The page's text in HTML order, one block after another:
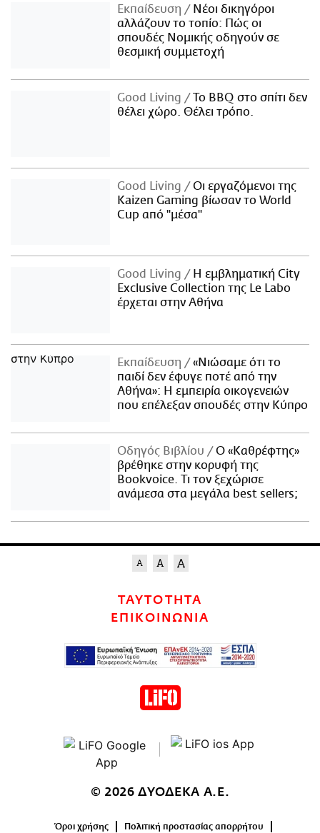
Εκπαίδευση
Νέοι δικηγόροι
αλλάζουν το τοπίο: Πώς οι
σπουδές Νομικής οδηγούν σε
θεσμική συμμετοχή
Good Living
Το BBQ στο σπίτι δεν
θέλει χώρο. Θέλει τρόπο.
Good Living
Οι εργαζόμενοι της
Kaizen Gaming βίωσαν το World
Cup από "μέσα"
Good Living
Η εμβληματική City
Exclusive Collection της Le Labo
έρχεται στην Αθήνα
Εκπαίδευση
«Νιώσαμε ότι το
παιδί δεν έφυγε ποτέ από την
Αθήνα»: Η εμπειρία οικογενειών
που επέλεξαν σπουδές στην Κύπρο
Οδηγός Βιβλίου
Ο «Καθρέφτης»
βρέθηκε στην κορυφή της
Bookvoice. Τι τον ξεχώρισε
ανάμεσα στα μεγάλα best sellers;
ΤΑΥΤΟΤΗΤΑ
ΕΠΙΚΟΙΝΩΝΙΑ
© 2026 ΔΥΟΔΕΚΑ Α.Ε.
Όροι χρήσης Πολιτική προστασίας απορρήτου